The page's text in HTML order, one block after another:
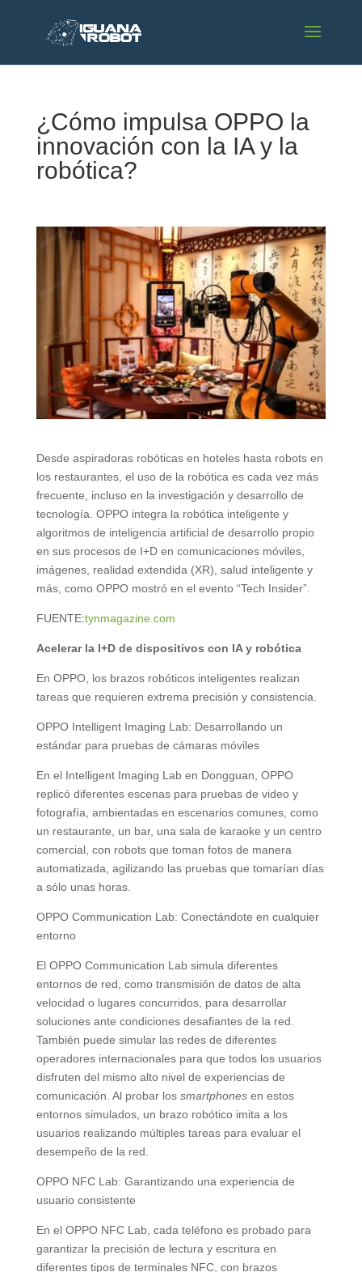
¿Cómo impulsa OPPO la
innovación con la IA y la
robótica?
Desde aspiradoras robóticas en hoteles hasta robots en
los restaurantes, el uso de la robótica es cada vez más
frecuente, incluso en la investigación y desarrollo de
tecnología. OPPO integra la robótica inteligente y
algoritmos de inteligencia artificial de desarrollo propio
en sus procesos de I+D en comunicaciones móviles,
imágenes, realidad extendida (XR), salud inteligente y
más, como OPPO mostró en el evento “Tech Insider”.
FUENTE:tynmagazine.com
Acelerar la I+D de dispositivos con IA y robótica
En OPPO, los brazos robóticos inteligentes realizan
tareas que requieren extrema precisión y consistencia.
OPPO Intelligent Imaging Lab: Desarrollando un
estándar para pruebas de cámaras móviles
En el Intelligent Imaging Lab en Dongguan, OPPO
replicó diferentes escenas para pruebas de video y
fotografía, ambientadas en escenarios comunes, como
un restaurante, un bar, una sala de karaoke y un centro
comercial, con robots que toman fotos de manera
automatizada, agilizando las pruebas que tomarían días
a sólo unas horas.
OPPO Communication Lab: Conectándote en cualquier
entorno
El OPPO Communication Lab simula diferentes
entornos de red, como transmisión de datos de alta
velocidad o lugares concurridos, para desarrollar
soluciones ante condiciones desafiantes de la red.
También puede simular las redes de diferentes
operadores internacionales para que todos los usuarios
disfruten del mismo alto nivel de experiencias de
comunicación. Al probar los smartphonesen estos
entornos simulados, un brazo robótico imita a los
usuarios realizando múltiples tareas para evaluar el
desempeño de la red.
OPPO NFC Lab: Garantizando una experiencia de
usuario consistente
En el OPPO NFC Lab, cada teléfono es probado para
garantizar la precisión de lectura y escritura en
diferentes tipos de terminales NFC, con brazos